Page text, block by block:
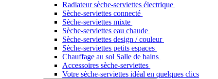
Radiateur sèche-serviettes électrique
Sèche-serviettes connecté
Sèche-serviettes mixte
Sèche-serviettes eau chaude
Sèche-serviettes design / couleur
Sèche-serviettes petits espaces
Chauffage au sol Salle de bains
Accessoires sèche-serviettes
Votre sèche-serviettes idéal en quelques clics